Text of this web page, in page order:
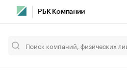
РБК Компании